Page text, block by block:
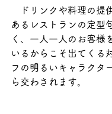
ドリンクや料理の提
あるレストランの定型
く、一人一人のお客様
いるからこそ出てくる
フの明るいキャラクタ
ら交わされます。